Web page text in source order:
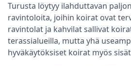
Turusta löytyy ilahduttavan
ravintoloita, joihin koirat ovat
ravintolat ja kahvilat sallivat
terassialueilla, mutta yhä
hyväkäytöksiset koirat myös